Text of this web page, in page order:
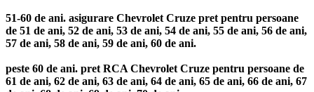
51-60 de ani. asigurare Chevrolet Cruze pret pentru persoane
de 51 de ani, 52 de ani, 53 de ani, 54 de ani, 55 de ani, 56 de ani,
57 de ani, 58 de ani, 59 de ani, 60 de ani.
peste 60 de ani. pret RCA Chevrolet Cruze pentru persoane de
61 de ani, 62 de ani, 63 de ani, 64 de ani, 65 de ani, 66 de ani, 67